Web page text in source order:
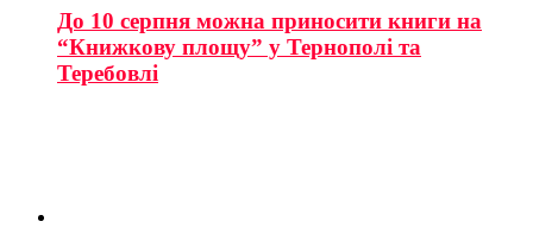
До 10 серпня можна приносити книги на
“Книжкову площу” у Тернополі та
Теребовлі